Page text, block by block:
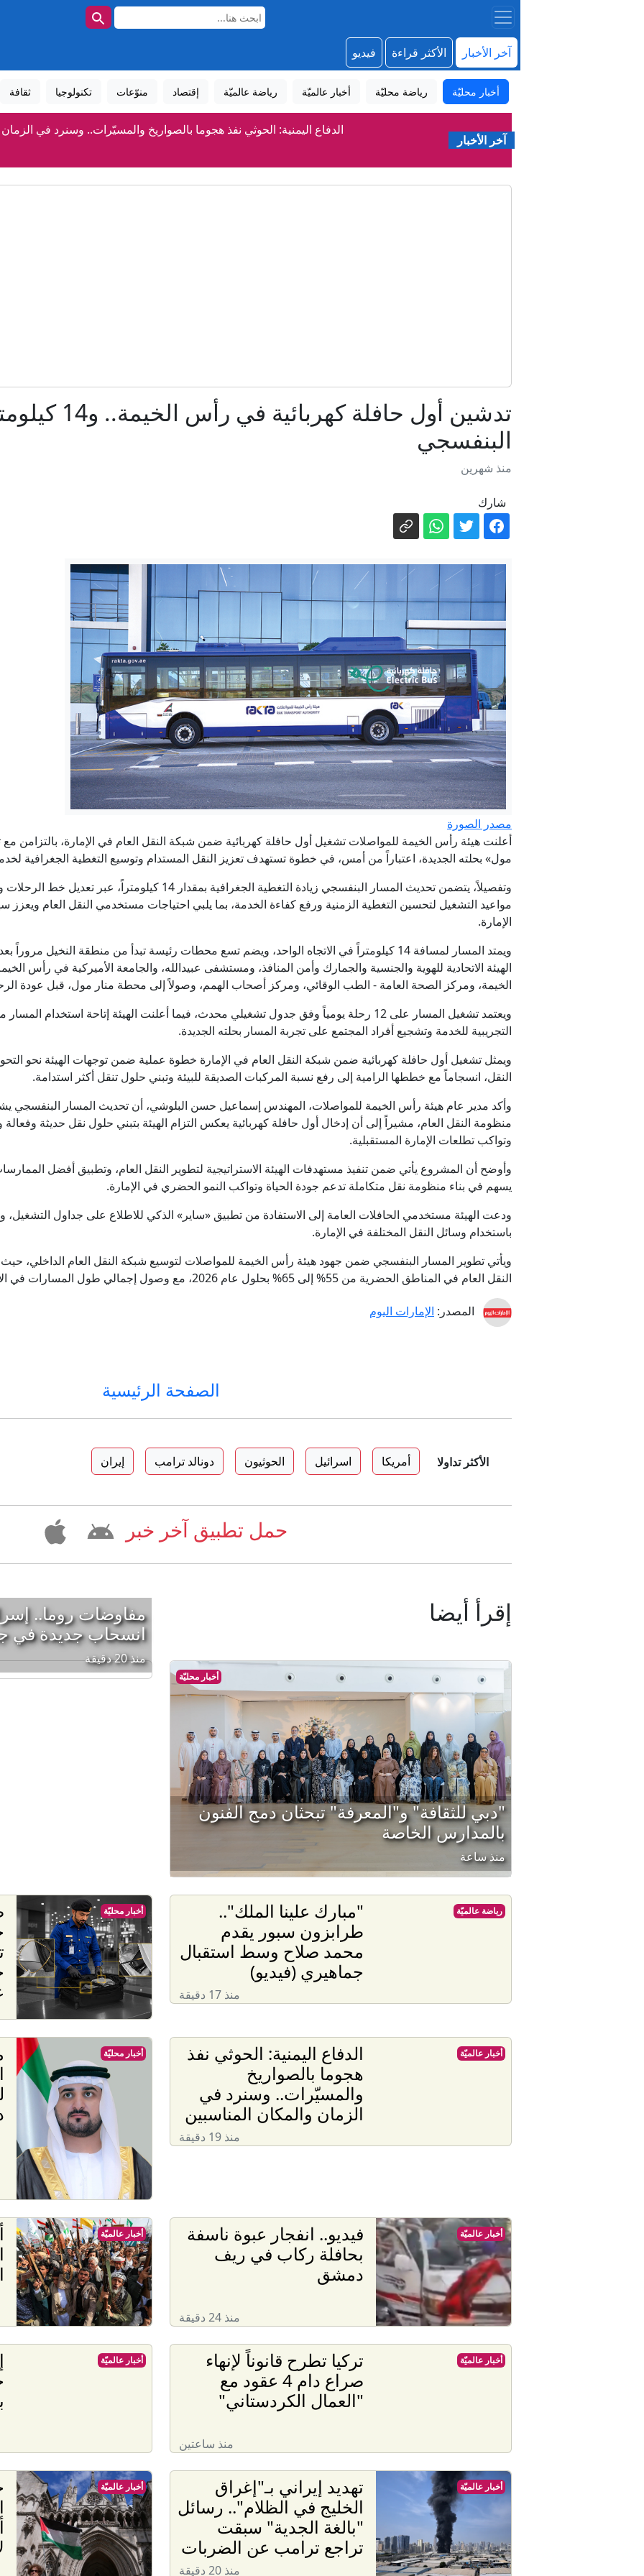
آخر الأخبار الأكثر قراءة فيديو
أخبار محليّة رياضة محليّة أخبار عالميّة رياضة عالميّة إقتصاد منوّعات تكنولوجيا ثقافة
آخر الأخبار
الدفاع اليمنية: الحوثي نفذ هجوما بالصواريخ والمسيّرات.. وسنرد في
مفاوضات روما.. إسرائيل ترفض تحديد مناطق انسحاب جديدة في
أول تعليق من الحكومة اليمنية بعد إعلان الحوثي استهداف
الحوثيون يعلنون تنفيذ عملية عسكرية واسعة ضد "قوات
الولايات المتحدة: ما دلالات فوز السيد بترشيح الحزب الديمقراطي
الخارجية الروسية: يجب طي صفحة عضوية أوكرانيا في الناتو
زيلينسكي: أوكرانيا تقترب من بناء درعها الصاروخي
الليرة السورية : لماذا تعثر تطبيق "حذف الصفرين" في الشارع
مصدر أمني روسي يكشف أسلوب تجنيد أوكرانيا مرتزقة من
تركيا تطرح قانوناً لإنهاء صراع دام 4 عقود مع "العمال الكردستاني"
صهرت ودمجت داخل حقيبة سفر.. جمارك دبي تحبط محاولة تهريب 460 جراماً من الذهب الخام عيار 24
تدشين أول
البنفسجي
منذ شهرين
شارك
مصدر الصورة
أعلنت هيئة رأس الخيمة للمواصلات تشغيل أول حافلة كهربائية ضمن شبكة النقل العام في الإمارة، بالتزامن
مول» بحلته الجديدة، اعتباراً من أمس، في خطوة تستهدف تعزيز النقل المستدام وتوسيع التغطية الجغرافية
وتفصيلاً، يتضمن تحديث المسار البنفسجي زيادة التغطية الجغرافية
مواعيد التشغيل لتحسين التغطية الزمنية ورفع كفاءة الخدمة، بما يلبي احتياجات مستخدمي النقل العام ويعزز
الإمارة.
ويمتد المسار لمسافة 14 كيلومتراً في الاتجاه الواحد، ويضم تسع محطات رئيسة تبدأ من منطقة النخيل
الهيئة الاتحادية للهوية والجنسية والجمارك وأمن المنافذ، ومستشفى عبيدالله، والجامعة الأميركية في رأس
الخيمة، ومركز الصحة العامة - الطب الوقائي، ومركز أصحاب الهمم، وصولاً إلى محطة منار مول، قبل عودة
ويعتمد تشغيل المسار على 12 رحلة يومياً وفق جدول تشغيلي محدث، فيما أعلنت الهيئة إتاحة
التجريبية للخدمة وتشجيع أفراد المجتمع على تجربة المسار بحلته الجديدة.
ويمثل تشغيل أول حافلة كهربائية ضمن شبكة النقل العام في الإمارة خطوة عملية ضمن توجهات الهيئة نحو
النقل، انسجاماً مع خططها الرامية إلى رفع نسبة المركبات الصديقة للبيئة وتبني حلول تنقل أكثر استدامة.
وأكد مدير عام هيئة رأس الخيمة للمواصلات، المهندس إسماعيل حسن البلوشي، أن تحديث المسار
منظومة النقل العام، مشيراً إلى أن إدخال أول حافلة كهربائية يعكس التزام الهيئة بتبني حلول نقل حديثة
وتواكب تطلعات الإمارة المستقبلية.
وأوضح أن المشروع يأتي ضمن تنفيذ مستهدفات الهيئة الاستراتيجية لتطوير النقل العام، وتطبيق أفضل
يسهم في بناء منظومة نقل متكاملة تدعم جودة الحياة وتواكب النمو الحضري في الإمارة.
ودعت الهيئة مستخدمي الحافلات العامة إلى الاستفادة من تطبيق «ساير» الذكي للاطلاع على جداول التشغيل،
باستخدام وسائل النقل المختلفة في الإمارة.
ويأتي تطوير المسار البنفسجي ضمن جهود هيئة رأس الخيمة للمواصلات لتوسيع شبكة النقل العام الداخلي،
النقل العام في المناطق الحضرية من 55% إلى 65% بحلول عام 2026، مع وصول إجمالي طول المسارات في الإمارة إلى 215 كيلومتراً.
المصدر: الإمارات اليوم
الصفحة الرئيسية
الأكثر تداولا أمريكا اسرائيل الحوثيون دونالد ترامب إيران
حمل تطبيق آخر خبر
إقرأ أيضا
أخبار محليّة
"دبي للثقافة" و"المعرفة" تبحثان دمج الفنون
بالمدارس الخاصة
منذ ساعة
مفاوضات روما..
انسحاب جديدة في
منذ 20 دقيقة
"مبارك علينا الملك"..
طرابزون سبور يقدم
محمد صلاح وسط استقبال
جماهيري (فيديو)
منذ 17 دقيقة
رياضة عالميّة أخبار محليّة
الدفاع اليمنية: الحوثي نفذ
هجوما بالصواريخ
والمسيّرات.. وسنرد في
الزمان والمكان المناسبين
منذ 19 دقيقة
أخبار عالميّة أخبار محليّة
فيديو.. انفجار عبوة ناسفة
بحافلة ركاب في ريف
دمشق
منذ 24 دقيقة
أخبار عالميّة أخبار عالميّة
تركيا تطرح قانوناً لإنهاء
صراع دام 4 عقود مع
"العمال الكردستاني"
منذ ساعتين
أخبار عالميّة أخبار عالميّة
تهديد إيراني بـ"إغراق
الخليج في الظلام".. رسائل
"بالغة الجدية" سبقت
تراجع ترامب عن الضربات
منذ 20 دقيقة
أخبار عالميّة أخبار عالميّة